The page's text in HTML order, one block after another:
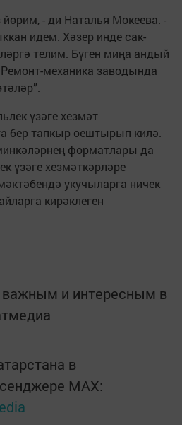
- ди Наталья Мокеева. -
идем. Хәзер инде сак-
телим. Бүген миңа андый
механика заводында
үзәге хезмәт
бер тапкыр оештырып килә.
форматлары да
үзәге хезмәткәрләре
укучыларга ничек
кирәклеген
и интересным в
в
MАХ: